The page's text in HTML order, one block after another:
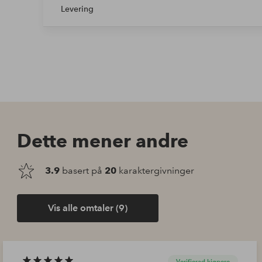
Levering
Dette mener andre
3.9 basert på 20 karaktergivninger
Vis alle omtaler (9)